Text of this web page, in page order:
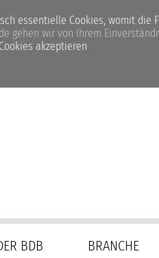
essentielle Cookies, womit
gehen wir von Ihrem
akzeptieren
BDB BRANCHE